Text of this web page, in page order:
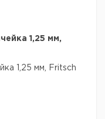
1,25 мм,
1,25 мм, Fritsch